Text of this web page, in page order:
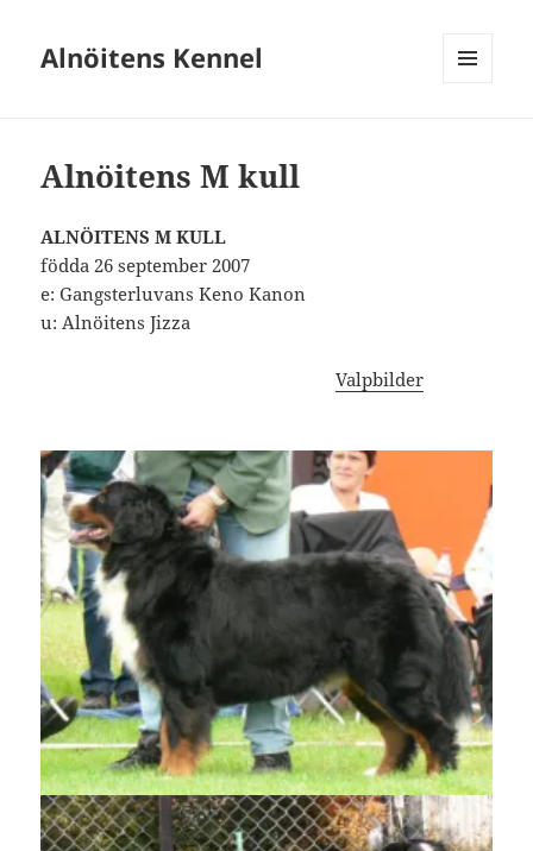
Alnöitens Kennel
Alnöitens M kull
ALNÖITENS M KULL
födda 26 september 2007
e: Gangsterluvans Keno Kanon
u: Alnöitens Jizza
Valpbilder